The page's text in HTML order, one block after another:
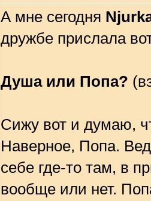
А мне сегодня
дружбе прислала
Душа или Попа?
Сижу вот и думаю,
Наверное, Попа.
себе где-то там, в
вообще или нет.